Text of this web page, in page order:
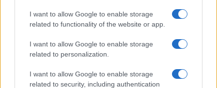
I want to allow Google to enable storage
related to functionality of the website or app.
I want to allow Google to enable storage
related to personalization.
I want to allow Google to enable storage
related to security, including authentication
BELLEZZA